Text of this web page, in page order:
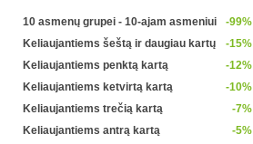
10 asmenų grupei - 10-ajam asmeniui
-99%
Keliaujantiems šeštą ir daugiau kartų
-15%
Keliaujantiems penktą kartą
-12%
Keliaujantiems ketvirtą kartą
-10%
Keliaujantiems trečią kartą
-7%
Keliaujantiems antrą kartą
-5%